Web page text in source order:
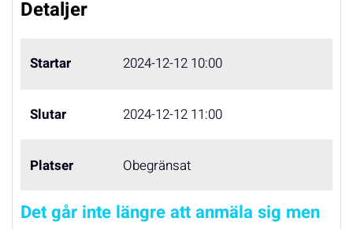
Detaljer
Startar 2024-12-12 10:00
Slutar 2024-12-12 11:00
Platser Obegränsat
Det går inte längre att anmäla sig men